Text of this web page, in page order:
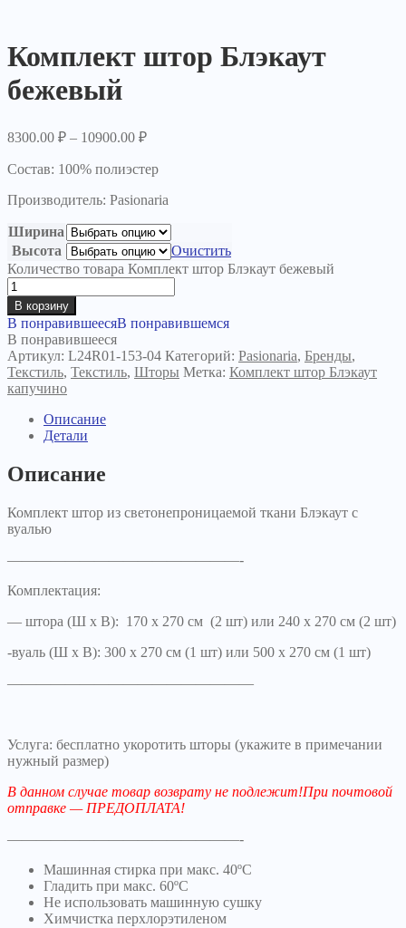
Комплект штор Блэкаут
бежевый
8300.00 ₽ – 10900.00 ₽
Состав: 100% полиэстер
Производитель: Pasionaria
Ширина
Высота
Очистить
Количество товара Комплект штор Блэкаут бежевый
В корзину
В понравившеесяВ понравившемся
В понравившееся
Артикул: L24R01-153-04 Категорий: Pasionaria, Бренды,
Текстиль, Текстиль, Шторы Метка: Комплект штор Блэкаут
капучино
Описание
Детали
Описание
Комплект штор из светонепроницаемой ткани Блэкаут c
вуалью
————————————————-
Комплектация:
— штора (Ш х В): 170 х 270 см (2 шт) или 240 х 270 см (2 шт)
-вуаль (Ш х В): 300 х 270 см (1 шт) или 500 х 270 см (1 шт)
—————————————————
Услуга: бесплатно укоротить шторы (укажите в примечании
нужный размер)
В данном случае товар возврату не подлежит!При почтовой
отправке — ПРЕДОПЛАТА!
————————————————-
Машинная стирка при макс. 40ºC
Гладить при макс. 60ºC
Не использовать машинную сушку
Химчистка перхлорэтиленом